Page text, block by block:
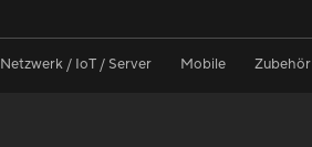
Netzwerk / IoT / Server Mobile Zubehör